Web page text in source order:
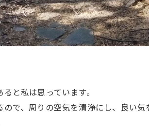
と私は思っています。
で、周りの空気を清浄にし、良い